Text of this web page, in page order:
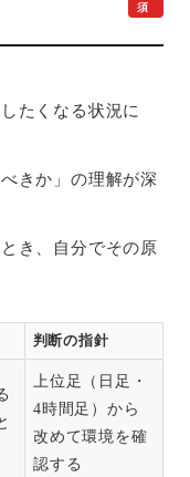
須
たくなる状況に
きか」の理解が深
き、自分でその原
判断の指針
上位足（日足・
4時間足）から
改めて環境を確
認する